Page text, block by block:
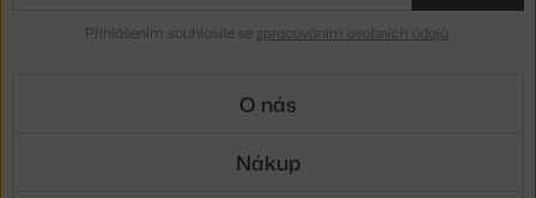
Přihlášením souhlasíte se zpracováním osobních údajů
O nás
Nákup